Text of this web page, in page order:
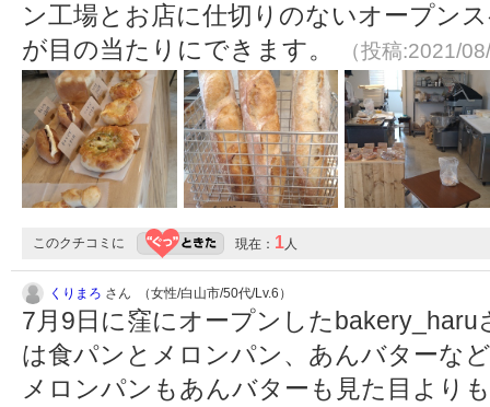
ン工場とお店に仕切りのないオープン
が目の当たりにできます。
（投稿:2021/
このクチコミに 現在： 1人
くりまろ さん （女性/白山市/50代/Lv.6）
7月9日に窪にオープンした
は食パンとメロンパン、あんバターな
メロンパンもあんバターも見た目より